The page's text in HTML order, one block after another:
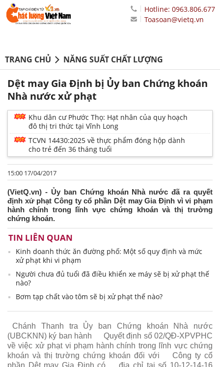
Hotline: 0963.806.677
Toasoan@vietq.vn
TRANG CHỦ NĂNG SUẤT CHẤT LƯỢNG
Dệt may Gia Định bị Ủy ban Chứng khoán
Nhà nước xử phạt
Khu dân cư Phước Thọ: Hạt nhân của quy hoạch
đô thị tri thức tại Vĩnh Long
TCVN 14430:2025 về thực phẩm đóng hộp dành
cho trẻ đến 36 tháng tuổi
15:00 17/04/2017
(VietQ.vn) - Ủy ban Chứng khoán Nhà nước đã ra quyết
định xử phạt Công ty cổ phần Dệt may Gia Định vì vi phạm
hành chính trong lĩnh vực chứng khoán và thị trường
chứng khoán.
TIN LIÊN QUAN
Kinh doanh thức ăn đường phố: Một số quy định và mức
xử phạt khi vi phạm
Người chưa đủ tuổi đã điều khiển xe máy sẽ bị xử phạt thế
nào?
Bơm tạp chất vào tôm sẽ bị xử phạt thế nào?
Chánh Thanh tra Ủy ban Chứng khoán Nhà nước
(UBCKNN) ký ban hành
Quyết định số 02/QĐ-XPVPHC
về việc xử phạt vi phạm hành chính trong lĩnh vực chứng
khoán và thị trường chứng khoán đối với
Công ty cổ
phần Dệt may Gia Định có
địa chỉ tại số 10-12-14-16